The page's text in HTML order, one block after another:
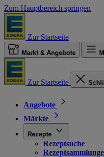
Zum Hauptbereich springen
Zur Startseite
Markt & Angebote
Zur Startseite
Angebote
Märkte
Rezepte
Rezeptsuche